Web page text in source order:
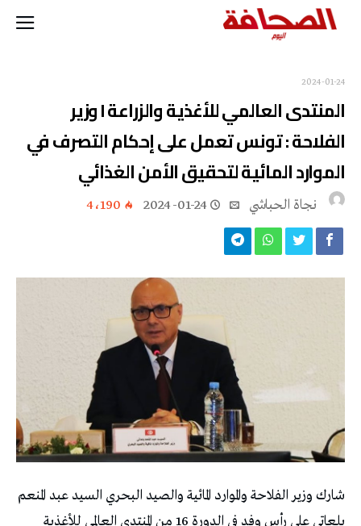
2024-01-24
المنتدى العالمي للأغذية والزراعة l وزير
الفلاحة : تونس تعمل على إحكام التصرف في
الموارد المائية لتحقيق الأمن الغذائي
نجاة ‬الحباشي 2024-01-24 4٬190
شارك وزير الفلاحة والموارد المائية والصيد البحري السيد عبد المنعم
بلعاتي على رأس وفد في الدورة 16 من المنتدى العالمي للأغذية